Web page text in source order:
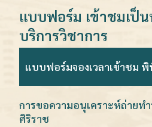
แบบฟอร์ม เข้าชมเป็
บริการวิชาการ
แบบฟอร์มจองเวลาเข้าชม
การขอความอนุเคราะห์ถ่าย
ศิริราช